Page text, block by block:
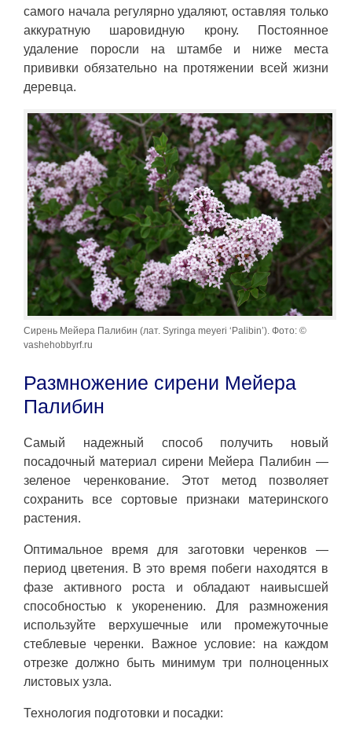
самого начала регулярно удаляют, оставляя только
аккуратную шаровидную крону. Постоянное
удаление поросли на штамбе и ниже места
прививки обязательно на протяжении всей жизни
деревца.
Сирень Мейера Палибин (лат. Syringa meyeri ‘Palibin’). Фото: ©
vashehobbyrf.ru
Размножение сирени Мейера
Палибин
Самый надежный способ получить новый
посадочный материал сирени Мейера Палибин —
зеленое черенкование. Этот метод позволяет
сохранить все сортовые признаки материнского
растения.
Оптимальное время для заготовки черенков —
период цветения. В это время побеги находятся в
фазе активного роста и обладают наивысшей
способностью к укоренению. Для размножения
используйте верхушечные или промежуточные
стеблевые черенки. Важное условие: на каждом
отрезке должно быть минимум три полноценных
листовых узла.
Технология подготовки и посадки: